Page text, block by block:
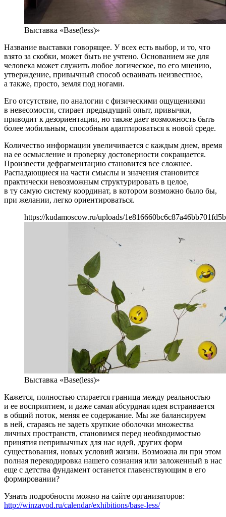
Выставка «Base(less)»
Название выставки говорящее. У всех есть выбор, и то, что
взято за скобки, может быть не учтено. Основанием же для
человека может служить любое логическое, по его мнению,
утверждение, привычный способ осваивать неизвестное,
а также, просто, земля под ногами.
Его отсутствие, по аналогии с физическими ощущениями
в невесомости, стирает предыдущий опыт, привычки,
приводит к дезориентации, но также дает возможность быть
более мобильным, способным адаптироваться к новой среде.
Количество информации увеличивается с каждым днем, время
на ее осмысление и проверку достоверности сокращается.
Произвести дефрагментацию становится все сложнее.
Распадающиеся на части смыслы и значения становится
практически невозможным структурировать в целое,
в ту самую систему координат, в котором возможно было бы,
при желании, легко ориентироваться.
https://kudamoscow.ru/uploads/
Выставка «Base(less)»
Кажется, полностью стирается граница между реальностью
и ее восприятием, и даже самая абсурдная идея встраивается
в общий поток, меняя ее содержание. Мы же балансируем
в ней, стараясь не задеть хрупкие оболочки множества
личных пространств, становимся перед необходимостью
принятия непривычных для нас идей, других форм
существования, новых условий жизни. Возможна ли при этом
полная перекодировка нашего сознания или заложенный в нас
еще с детства фундамент останется главенствующим в его
формировании?
Узнать подробности можно на сайте организаторов:
http://winzavod.ru/calendar/exhibitions/base-less/